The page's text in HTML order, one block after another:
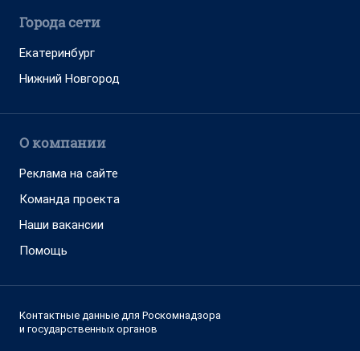
Города сети
Екатеринбург
Нижний Новгород
О компании
Реклама на сайте
Команда проекта
Наши вакансии
Помощь
Контактные данные для Роскомнадзора
и государственных органов